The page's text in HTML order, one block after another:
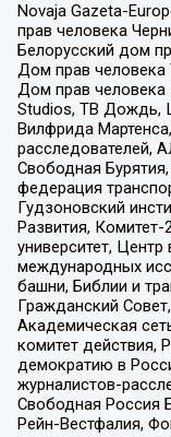
Novaja Gazeta-
прав человека
Белорусский дом
Дом прав человека
Дом прав человека
Studios, ТВ Дождь,
Вилфрида
расследователей,
Свободная
федерация
Гудзоновский
Развития,
университет,
международных
башни, Библии и
Гражданский
Академическая
комитет действия,
демократию в
журналистов-
Свободная Россия
Рейн-Вестфалия,